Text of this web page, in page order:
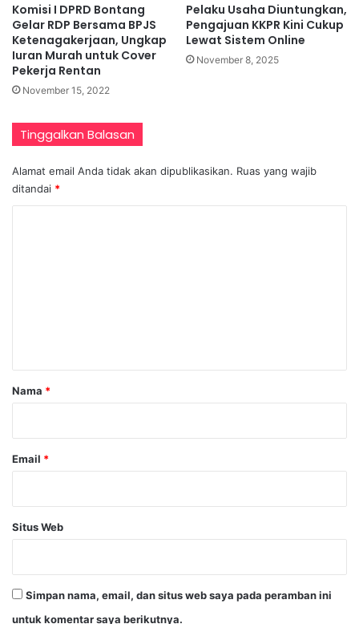
Komisi I DPRD Bontang
Gelar RDP Bersama BPJS
Ketenagakerjaan, Ungkap
Iuran Murah untuk Cover
Pekerja Rentan
November 15, 2022
Pelaku Usaha Diuntungkan,
Pengajuan KKPR Kini Cukup
Lewat Sistem Online
November 8, 2025
Tinggalkan Balasan
Alamat email Anda tidak akan dipublikasikan. Ruas yang wajib
ditandai *
rNama *
Email *
Situs Web
Simpan nama, email, dan situs web saya pada peramban ini
untuk komentar saya berikutnya.